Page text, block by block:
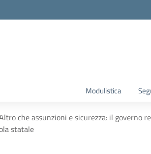
Modulistica
che assunzioni e sicurezza: il
statale